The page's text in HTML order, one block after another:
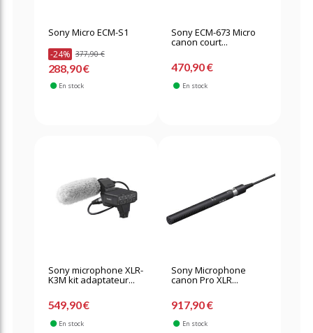
Sony Micro ECM-S1
-24% 377,90 €
288,90 €
En stock
Sony ECM-673 Micro
canon court...
470,90 €
En stock
Sony microphone XLR-
K3M kit adaptateur...
549,90 €
En stock
Sony Microphone
canon Pro XLR...
917,90 €
En stock